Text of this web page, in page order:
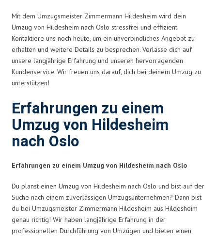
Mit dem Umzugsmeister Zimmermann Hildesheim wird dein
Umzug von Hildesheim nach Oslo stressfrei und effizient.
Kontaktiere uns noch heute, um ein unverbindliches Angebot zu
erhalten und weitere Details zu besprechen. Verlasse dich auf
unsere langjährige Erfahrung und unseren hervorragenden
Kundenservice. Wir freuen uns darauf, dich bei deinem Umzug zu
unterstützen!
Erfahrungen zu einem
Umzug von Hildesheim
nach Oslo
Erfahrungen zu einem Umzug von Hildesheim nach Oslo
Du planst einen Umzug von Hildesheim nach Oslo und bist auf der
Suche nach einem zuverlässigen Umzugsunternehmen? Dann bist
du bei Umzugsmeister Zimmermann Hildesheim aus Hildesheim
genau richtig! Wir haben langjährige Erfahrung in der
professionellen Durchführung von Umzügen und bieten einen